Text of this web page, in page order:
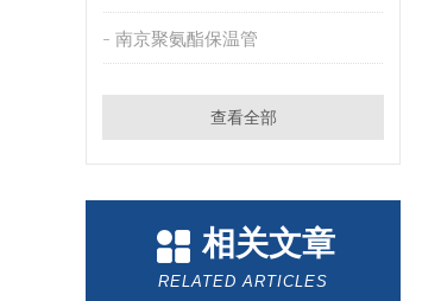
南京聚氨酯保温管
查看全部
相关文章
RELATED ARTICLES